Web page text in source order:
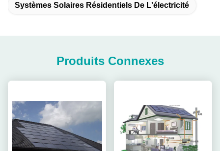
Systèmes Solaires Résidentiels De L'électricité
Produits Connexes